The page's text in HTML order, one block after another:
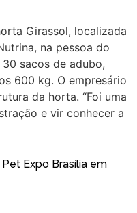
Girassol, localizada
na pessoa do
sacos de adubo,
600 kg. O empresário
da horta. “Foi uma
e vir conhecer a
Expo Brasília em